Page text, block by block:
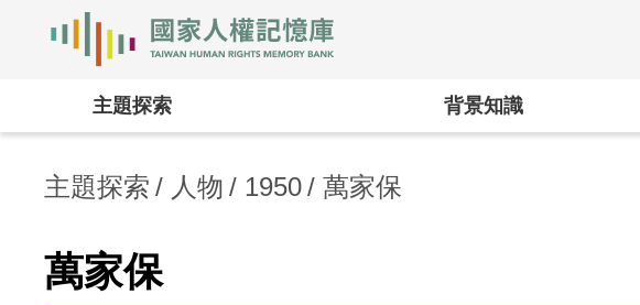
主題探索 背景知識
主題探索 人物 1950 萬家保
萬家保